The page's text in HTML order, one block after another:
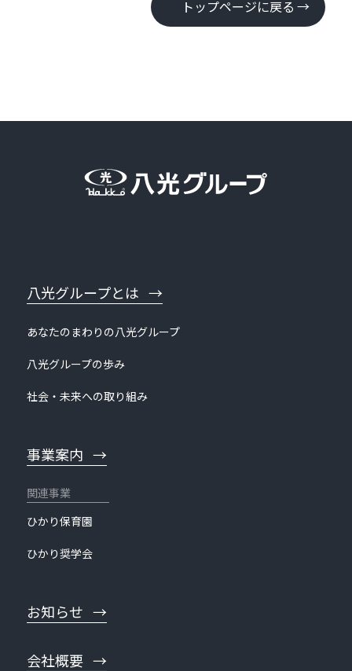
トップページに戻る
八光グループとは
あなたのまわりの八光グループ
八光グループの歩み
社会・未来への取り組み
事業案内
ひかり保育園
ひかり奨学会
お知らせ
会社概要